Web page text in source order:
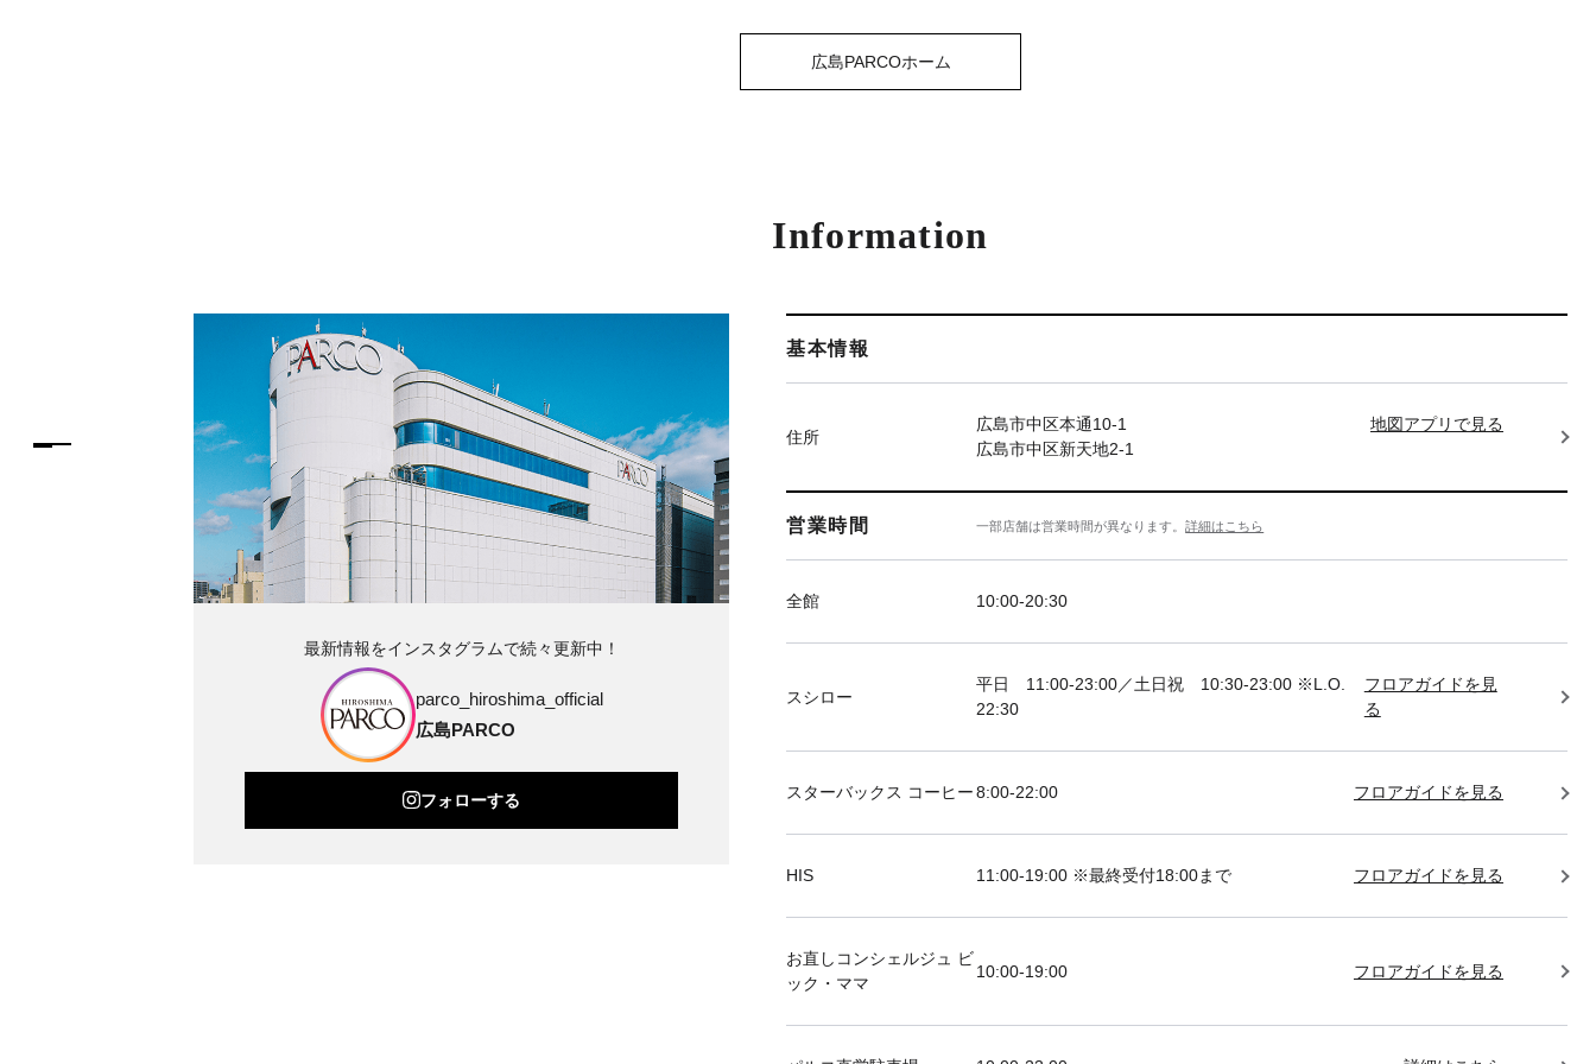
広島PARCOホーム
Information
基本情報
住所
広島市中区本通10-1
広島市中区新天地2-1
地図アプリで見る
営業時間 一部店舗は営業時間が異なります。詳細はこちら
全館 10:00-20:30
スシロー
平日 11:00-23:00／土日祝 10:30-23:00 ※L.O.
22:30
フロアガイドを見
る
スターバックス コーヒー 8:00-22:00 フロアガイドを見る
HIS 11:00-19:00 ※最終受付18:00まで フロアガイドを見る
お直しコンシェルジュ ビ
ック・ママ
10:00-19:00 フロアガイドを見る
最新情報をインスタグラムで続々更新中！
parco_hiroshima_official
広島PARCO
フォローする